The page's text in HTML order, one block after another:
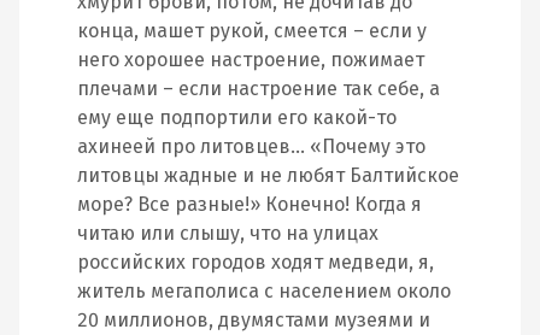
конца, машет рукой, смеется – если у
него хорошее настроение, пожимает
плечами – если настроение так себе, а
ему еще подпортили его какой-то
ахинеей про литовцев… «Почему это
литовцы жадные и не любят Балтийское
море? Все разные!» Конечно! Когда я
читаю или слышу, что на улицах
российских городов ходят медведи, я,
житель мегаполиса с населением около
20 миллионов, двумястами музеями и